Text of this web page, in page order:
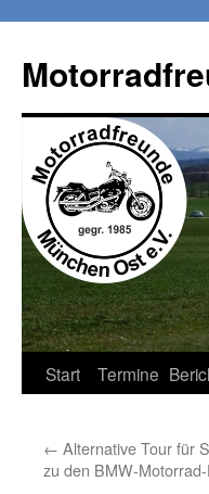
springen
Start Termine
← Alternative Tour für
zu den BMW-